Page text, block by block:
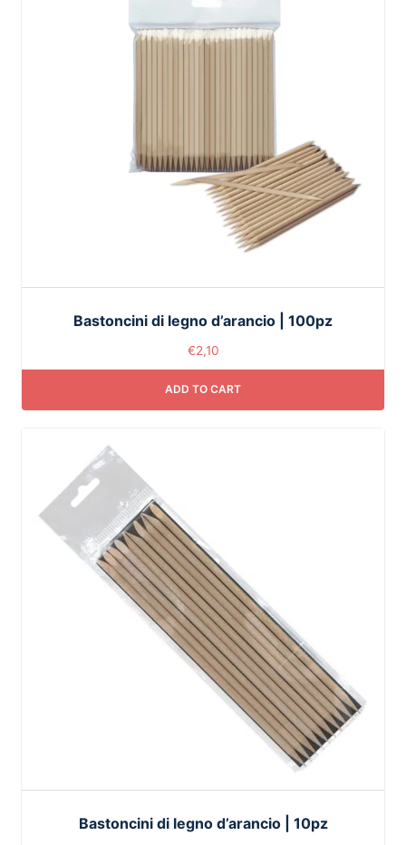
Bastoncini di legno d’arancio | 100pz
€2,10
ADD TO CART
Bastoncini di legno d’arancio | 10pz